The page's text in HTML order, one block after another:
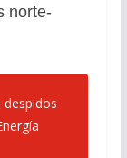
norte-
despidos